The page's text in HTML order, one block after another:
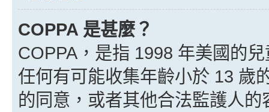
COPPA 是甚麼？
COPPA，是指 1998 年美國的
任何有可能收集年齡小於 13 歲
的同意，或者其他合法監護人